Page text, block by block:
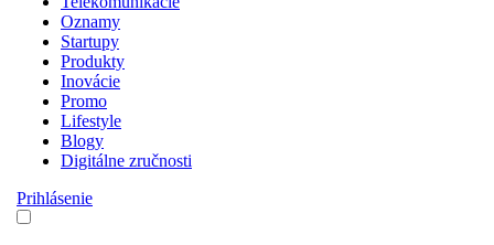
Oznamy
Startupy
Produkty
Inovácie
Promo
Lifestyle
Blogy
Digitálne zručnosti
Prihlásenie